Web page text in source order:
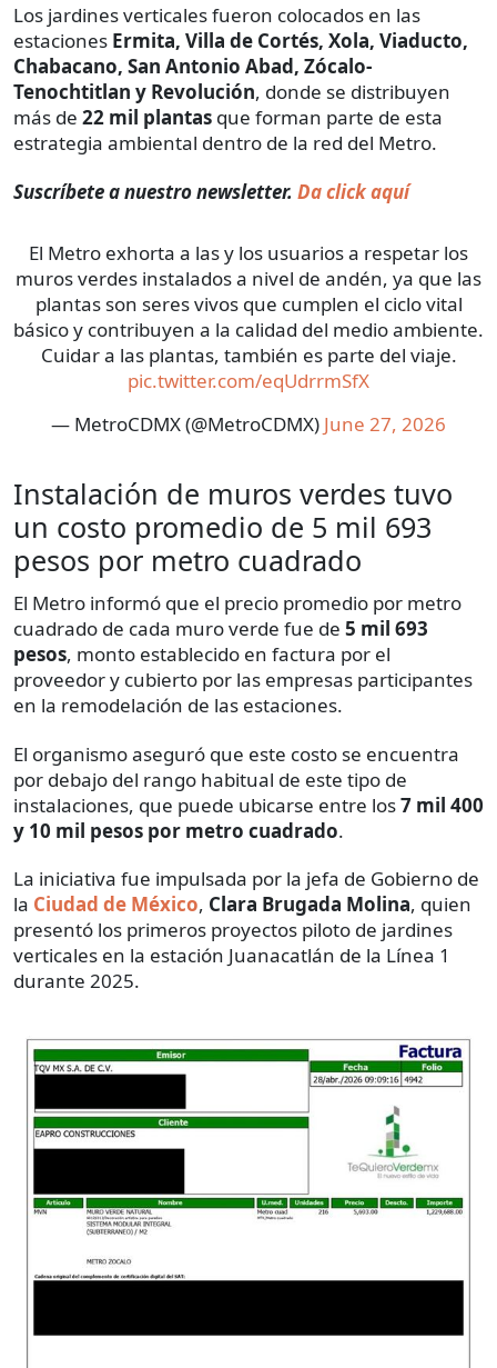
Los jardines verticales fueron colocados en las
estaciones Ermita, Villa de Cortés, Xola, Viaducto,
Chabacano, San Antonio Abad, Zócalo-
Tenochtitlan y Revolución, donde se distribuyen
más de 22 mil plantas que forman parte de esta
estrategia ambiental dentro de la red del Metro.
Suscríbete a nuestro newsletter. Da click aquí
El Metro exhorta a las y los usuarios a respetar los
muros verdes instalados a nivel de andén, ya que las
plantas son seres vivos que cumplen el ciclo vital
básico y contribuyen a la calidad del medio ambiente.
Cuidar a las plantas, también es parte del viaje.
pic.twitter.com/eqUdrrmSfX
— MetroCDMX (@MetroCDMX) June 27, 2026
Instalación de muros verdes tuvo
un costo promedio de 5 mil 693
pesos por metro cuadrado
El Metro informó que el precio promedio por metro
cuadrado de cada muro verde fue de 5 mil 693
pesos, monto establecido en factura por el
proveedor y cubierto por las empresas participantes
en la remodelación de las estaciones.
El organismo aseguró que este costo se encuentra
por debajo del rango habitual de este tipo de
instalaciones, que puede ubicarse entre los7 mil 400
y 10 mil pesos por metro cuadrado.
La iniciativa fue impulsada por la jefa de Gobierno de
la Ciudad de México, Clara Brugada Molina, quien
presentó los primeros proyectos piloto de jardines
verticales en la estación Juanacatlán de la Línea 1
durante 2025.